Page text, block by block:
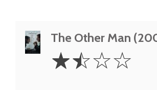
The Other Man
1.5
Stars
☆☆☆☆